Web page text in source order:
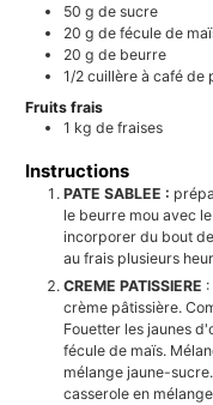
50 g de sucre
20 g de fécule de
20 g de beurre
1/2 cuillère à caféde
Fruits frais
1 kg de fraises
Instructions
PATE SABLEE :
le beurre mou avec
incorporer du bout
au frais plusieurs
CREME PATISSIERE
crème pâtissière.
Fouetter les jaunes
fécule de maïs.
mélange jaune-
casserole en